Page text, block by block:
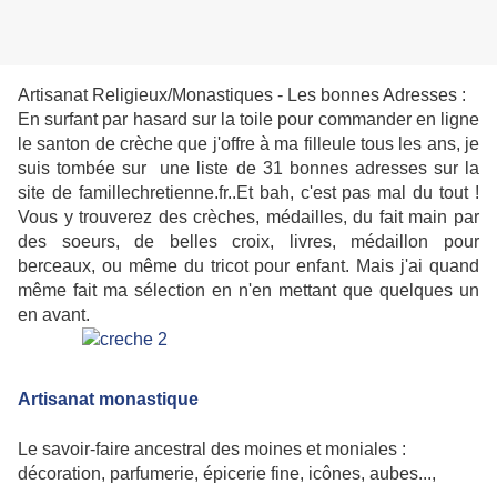
Artisanat Religieux/Monastiques - Les bonnes Adresses :
En surfant par hasard sur la toile pour commander en ligne
le santon de crèche que j'offre à ma filleule tous les ans, je
suis tombée sur une liste de 31 bonnes adresses sur la
site de famillechretienne.fr..Et bah, c'est pas mal du tout !
Vous y trouverez des crèches, médailles, du fait main par
des soeurs, de belles croix, livres, médaillon pour
berceaux, ou même du tricot pour enfant. Mais j'ai quand
même fait ma sélection en n'en mettant que quelques un
en avant.
Artisanat monastique
Le savoir-faire ancestral des moines et moniales :
décoration, parfumerie, épicerie fine, icônes, aubes...,